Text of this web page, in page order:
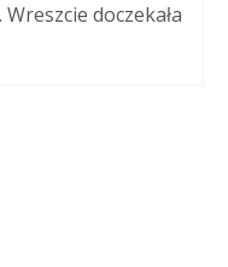
doczekała